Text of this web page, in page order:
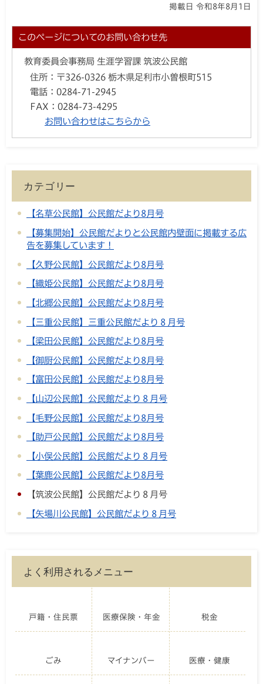
掲載日 令和8年8月1日
このページについてのお問い合わせ先
教育委員会事務局 生涯学習課 筑波公民館
住所： 〒326-0326 栃木県足利市小曽根町515
電話： 0284-71-2945
FAX： 0284-73-4295
お問い合わせはこちらから
カテゴリー
【名草公民館】公民館だより8月号
【募集開始】公民館だよりと公民館内壁面に掲載する広
告を募集しています！
【久野公民館】公民館だより8月号
【織姫公民館】公民館だより8月号
【北郷公民館】公民館だより8月号
【三重公民館】三重公民館だより８月号
【梁田公民館】公民館だより8月号
【御厨公民館】公民館だより8月号
【富田公民館】公民館だより8月号
【山辺公民館】公民館だより８月号
【毛野公民館】公民館だより8月号
【助戸公民館】公民館だより8月号
【小俣公民館】公民館だより８月号
【葉鹿公民館】公民館だより8月号
【筑波公民館】公民館だより８月号
【矢場川公民館】公民館だより８月号
よく利用されるメニュー
戸籍・住民票 医療保険・年金 税金
ごみ マイナンバー 医療・健康